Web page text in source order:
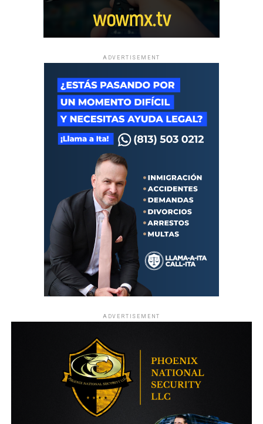
ADVERTISEMENT
ADVERTISEMENT